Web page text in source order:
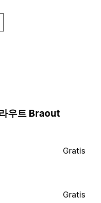
우트 Braout
Gratis
Gratis